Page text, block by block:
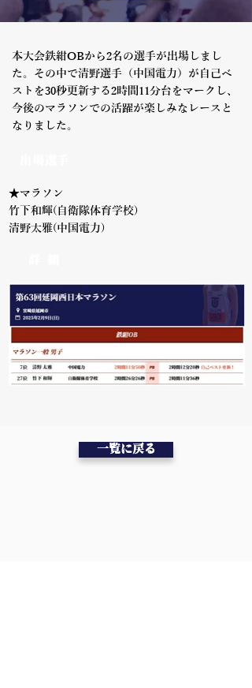
本大会鉄紺OBから2名の選手が出場しまし
た。その中で清野選手（中国電力）が自己ベ
ストを30秒更新する2時間11分台をマークし、
今後のマラソンでの活躍が楽しみなレースと
なりました。
★マラソン
竹下和輝(自衛隊体育学校)
清野太雅(中国電力)
一覧に戻る